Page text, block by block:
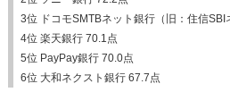
3位 ドコモSMTBネット銀行（旧：住信SBI
4位 楽天銀行 70.1点
5位 PayPay銀行 70.0点
6位 大和ネクスト銀行 67.7点